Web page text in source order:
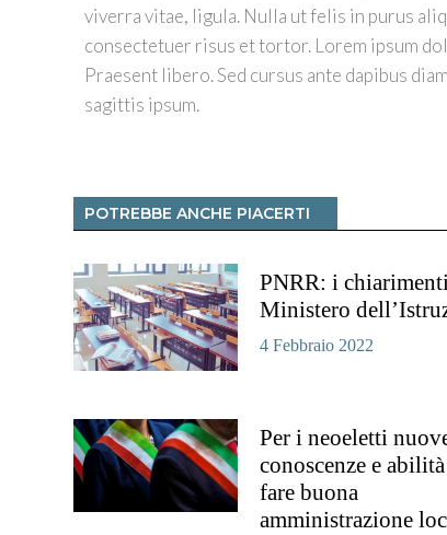
viverra vitae, ligula. Nulla ut felis in purus
consectetuer risus et tortor. Lorem ipsum
Praesent libero. Sed cursus ante dapibus
sagittis ipsum.
POTREBBE ANCHE PIACERTI
PNRR: i
Ministero
4 Febbraio 2022
Per i neoeletti
conoscenze e
fare buona
amministrazione